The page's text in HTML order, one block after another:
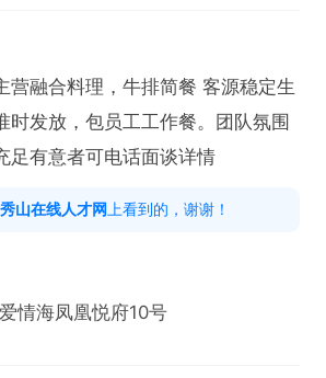
营融合料理，牛排简餐 客源稳定生
时发放，包员工工作餐。团队氛围
足有意者可电话面谈详情
秀山在线人才网 上看到的，谢谢！
情海凤凰悦府10号